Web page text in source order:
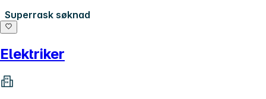
Superrask søknad
Elektriker